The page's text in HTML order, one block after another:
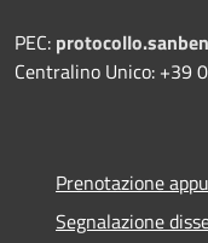
PEC:
Centralino Unico: +39
Prenotazione
Segnalazione